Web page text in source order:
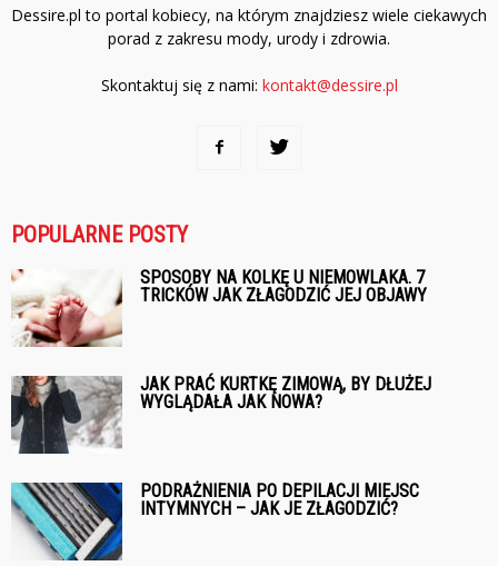
Dessire.pl to portal kobiecy, na którym znajdziesz wiele ciekawych
porad z zakresu mody, urody i zdrowia.
Skontaktuj się z nami: kontakt@dessire.pl
POPULARNE POSTY
SPOSOBY NA KOLKĘ U NIEMOWLAKA. 7
TRICKÓW JAK ZŁAGODZIĆ JEJ OBJAWY
JAK PRAĆ KURTKĘ ZIMOWĄ, BY DŁUŻEJ
WYGLĄDAŁA JAK NOWA?
PODRAŻNIENIA PO DEPILACJI MIEJSC
INTYMNYCH – JAK JE ZŁAGODZIĆ?